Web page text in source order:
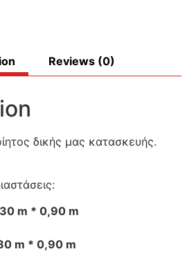
Reviews (0)
δικής μας κατασκευής.
2,30 m * 0,90 m
m * 0,90 m